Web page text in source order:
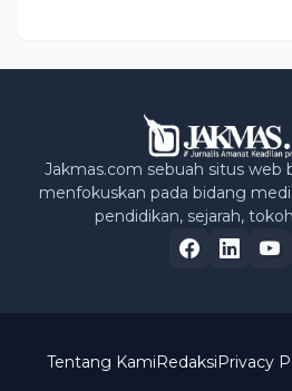
Jakmas.com sebuah situs web
menfokuskan pada bidang
pendidikan, sejarah,
Tentang Kami Redaksi Privacy